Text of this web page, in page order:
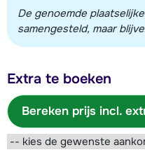
De genoemde
samengesteld, maar
Extra te boeken
Bereken prijs incl.